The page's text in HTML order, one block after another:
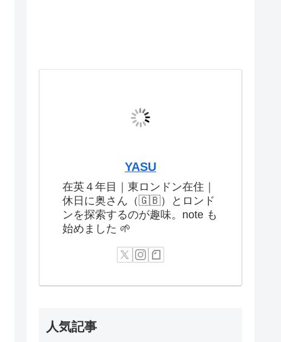
YASU
在英４年目｜東ロンドン在住｜
休日に奥さん（🇬🇧）とロンド
ンを探索するのが趣味。note も
始めました 🌱
人気記事